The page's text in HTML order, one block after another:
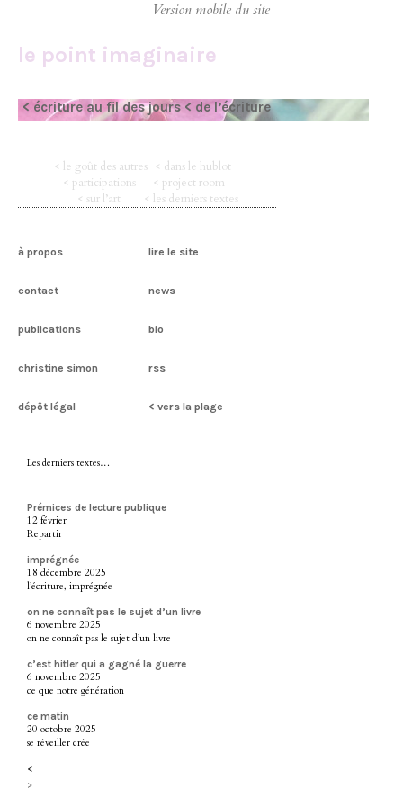
le point imaginaire
< écriture au fil des jours < de l’écriture
< le goût des autres < dans le hublot
< participations
< project room
< sur l’art
< les derniers textes
à propos lire le site
contact news
publications bio
christine simon rss
dépôt légal < vers la plage
Les derniers textes…
Prémices de lecture publique
12 février
Repartir
imprégnée
18 décembre 2025
l’écriture, imprégnée
on ne connaît pas le sujet d’un livre
6 novembre 2025
on ne connaît pas le sujet d’un livre
c’est hitler qui a gagné la guerre
6 novembre 2025
ce que notre génération
ce matin
20 octobre 2025
se réveiller crée
<
>